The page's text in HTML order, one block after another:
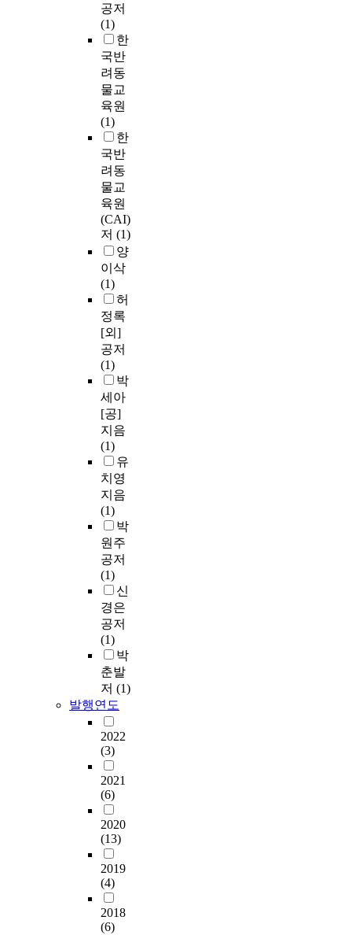
공저
(1)
한
국반
려동
물교
육원
(1)
한
국반
려동
물교
육원
(CAI)
저 (1)
양
이삭
(1)
허
정록
[외]
공저
(1)
박
세아
[공]
지음
(1)
유
치영
지음
(1)
박
원주
공저
(1)
신
경은
공저
(1)
박
춘발
저 (1)
발행연도
2022
(3)
2021
(6)
2020
(13)
2019
(4)
2018
(6)